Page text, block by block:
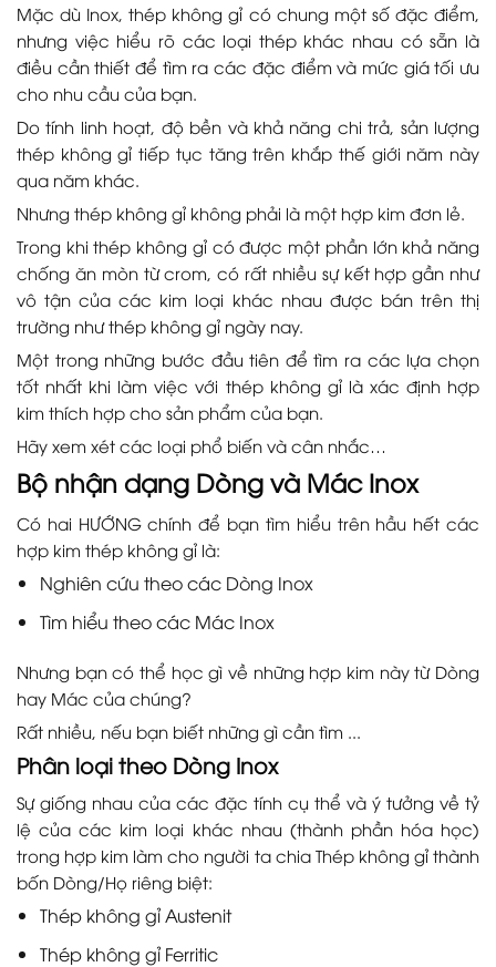
Mặc dù Inox, thép không gỉ có chung một số đặc điểm,
nhưng việc hiểu rõ các loại thép khác nhau có sẵn là
điều cần thiết để tìm ra các đặc điểm và mức giá tối ưu
cho nhu cầu của bạn.
Do tính linh hoạt, độ bền và khả năng chi trả, sản lượng
thép không gỉ tiếp tục tăng trên khắp thế giới năm này
qua năm khác.
Nhưng thép không gỉ không phải là một hợp kim đơn lẻ.
Trong khi thép không gỉ có được một phần lớn khả năng
chống ăn mòn từ crom, có rất nhiều sự kết hợp gần như
vô tận của các kim loại khác nhau được bán trên thị
trường như thép không gỉ ngày nay.
Một trong những bước đầu tiên để tìm ra các lựa chọn
tốt nhất khi làm việc với thép không gỉ là xác định hợp
kim thích hợp cho sản phẩm của bạn.
Hãy xem xét các loại phổ biến và cân nhắc…
Bộ nhận dạng Dòng và Mác Inox
Có hai HƯỚNG chính để bạn tìm hiểu trên hầu hết các
hợp kim thép không gỉ là:
Nghiên cứu theo các Dòng Inox
Tìm hiểu theo các Mác Inox
Nhưng bạn có thể học gì về những hợp kim này từ Dòng
hay Mác của chúng?
Rất nhiều, nếu bạn biết những gì cần tìm ...
Phân loại theo Dòng Inox
Sự giống nhau của các đặc tính cụ thể và ý tưởng về tỷ
lệ của các kim loại khác nhau (thành phần hóa học)
trong hợp kim làm cho người ta chia Thép không gỉ thành
bốn Dòng/Họ riêng biệt:
Thép không gỉ Austenit
Thép không gỉ Ferritic